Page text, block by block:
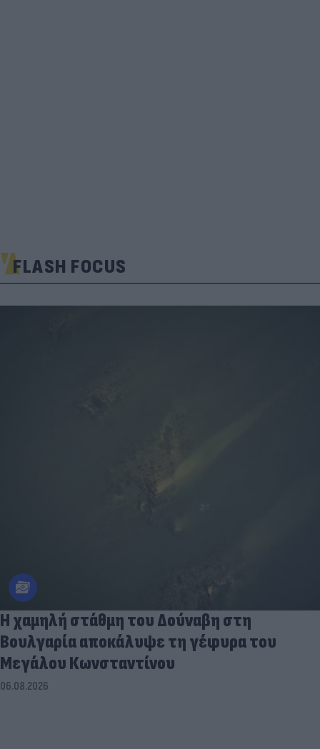
FLASH FOCUS
Η χαμηλή στάθμη του Δούναβη στη
Βουλγαρία αποκάλυψε τη γέφυρα του
Μεγάλου Κωνσταντίνου
06.08.2026